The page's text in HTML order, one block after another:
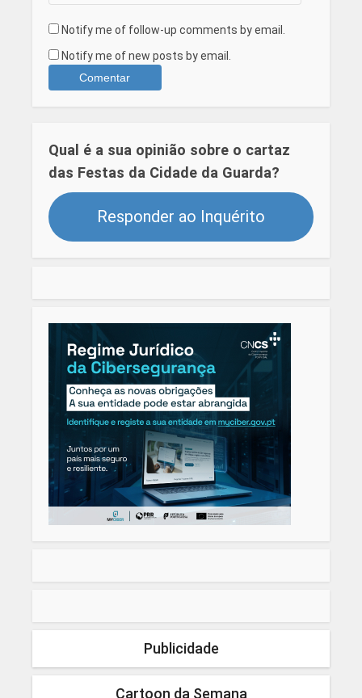
Notify me of follow-up comments by email.
Notify me of new posts by email.
Qual é a sua opinião sobre o cartaz
das Festas da Cidade da Guarda?
Responder ao Inquérito
Publicidade
Cartoon da Semana